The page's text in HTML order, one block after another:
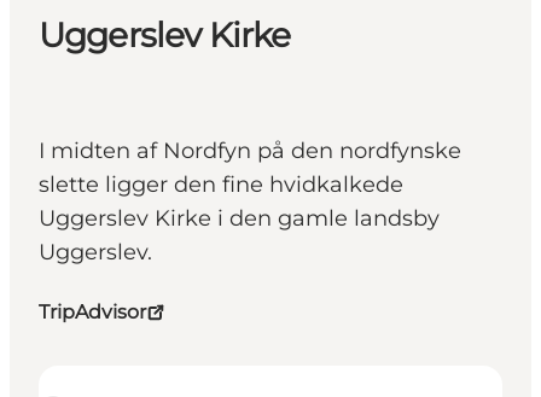
Uggerslev Kirke
I midten af Nordfyn på den nordfynske
slette ligger den fine hvidkalkede
Uggerslev Kirke i den gamle landsby
Uggerslev.
TripAdvisor